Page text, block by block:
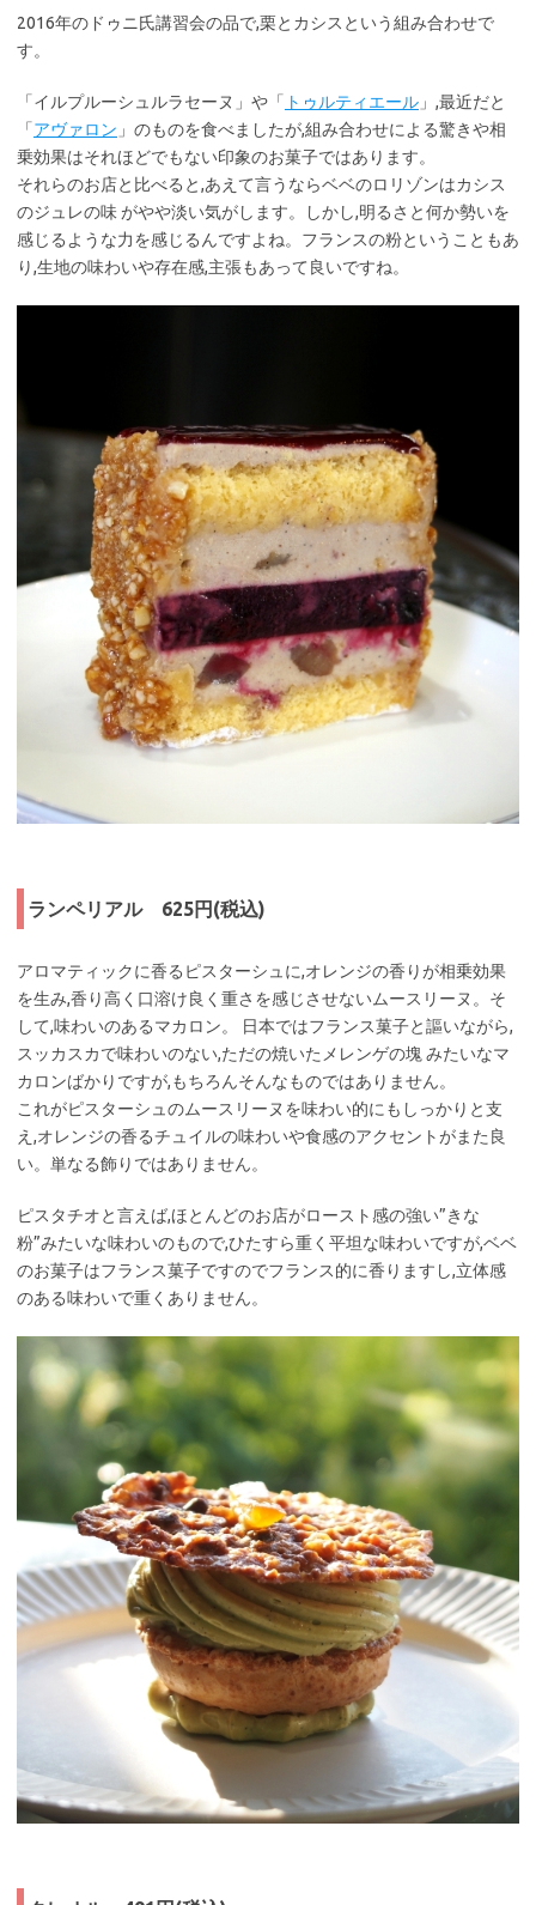
2016年のドゥニ氏講習会の品で,栗とカシスという組み合わせで
す。
「イルプルーシュルラセーヌ」や「 トゥルティエール 」,最近だと
「アヴァロン 」のものを食べましたが,組み合わせによる驚きや相
乗効果はそれほどでもない印象のお菓子ではあります。
それらのお店と比べると,あえて言うならベベのロリゾンはカシス
のジュレの味 がやや淡い気がします。しかし,明るさと何か勢いを
感じるような力を感じるんですよね。フランスの粉ということもあ
り,生地の味わいや存在感,主張もあって良いですね。
ランペリアル 625円(税込)
アロマティックに香るピスターシュに,オレンジの香りが相乗効果
を生み,香り高く口溶け良く重さを感じさせないムースリーヌ。そ
して,味わいのあるマカロン。 日本ではフランス菓子と謳いながら,
スッカスカで味わいのない,ただの焼いたメレンゲの塊 みたいなマ
カロンばかりですが,もちろんそんなものではありません。
これがピスターシュのムースリーヌを味わい的にもしっかりと支
え,オレンジの香るチュイルの味わいや食感のアクセントがまた良
い。単なる飾りではありません。
ピスタチオと言えば,ほとんどのお店がロースト感の強い”きな
粉”みたいな味わいのもので,ひたすら重く平坦な味わいですが,ベベ
のお菓子はフランス菓子ですのでフランス的に香りますし,立体感
のある味わいで重くありません。